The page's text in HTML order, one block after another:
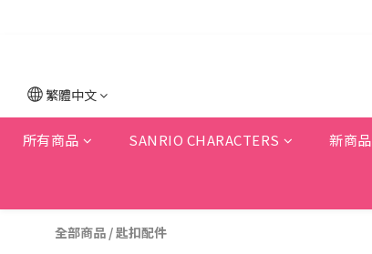
繁體中文
所有商品 SANRIO CHARACTERS 新商品
全部商品 /匙扣配件